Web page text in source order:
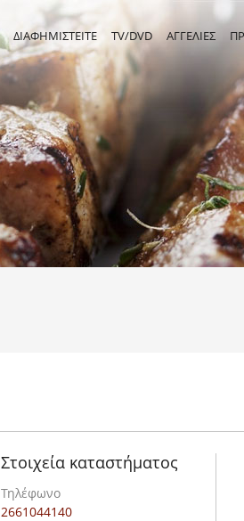
ΔΙΑΦΗΜΙΣΤΕΙΤΕ TV/DVD ΑΓΓΕΛΙΕΣ
Στοιχεία καταστήματος
Τηλέφωνο
2661044140